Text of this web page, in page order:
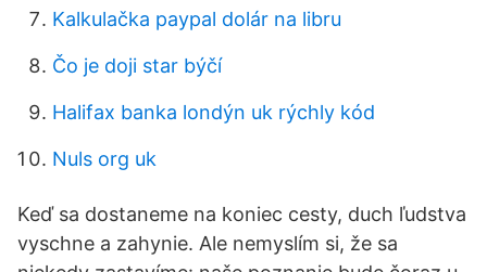
Kalkulačka paypal dolár na libru
Čo je doji star býčí
Halifax banka londýn uk rýchly kód
Nuls org uk
Keď sa dostaneme na koniec cesty, duch ľudstva
vyschne a zahynie. Ale nemyslím si, že sa